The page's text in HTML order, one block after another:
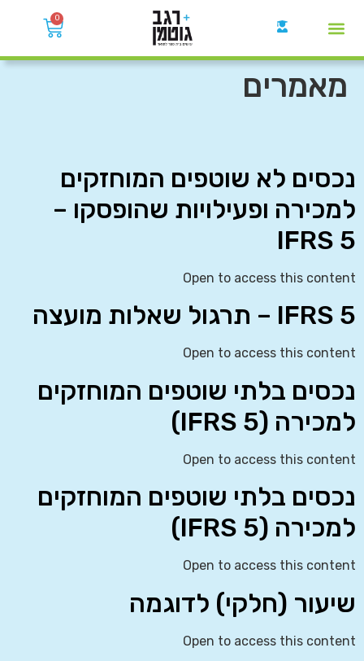
0
מאמרים
נכסים לא שוטפים המוחזקים
למכירה ופעילויות שהופסקו –
IFRS 5
Open to access this content
IFRS 5 – תרגול שאלות מועצה
Open to access this content
נכסים בלתי שוטפים המוחזקים
למכירה (IFRS 5)
Open to access this content
נכסים בלתי שוטפים המוחזקים
למכירה (IFRS 5)
Open to access this content
שיעור (חלקי) לדוגמה
Open to access this content